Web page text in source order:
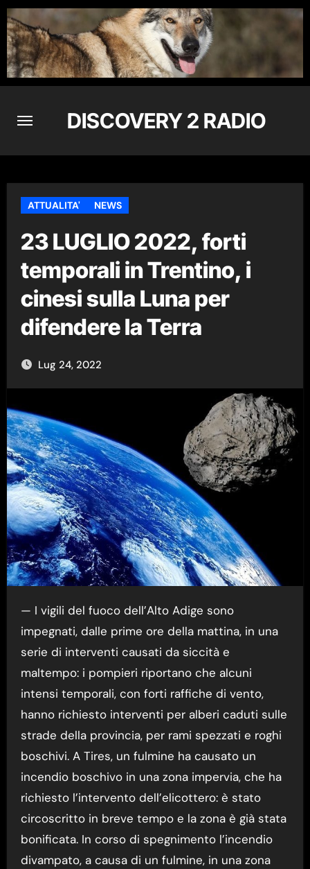
Skip
to
content
DISCOVERY 2 RADIO
ATTUALITA' NEWS
23 LUGLIO 2022, forti
temporali in Trentino, i
cinesi sulla Luna per
difendere la Terra
Lug 24, 2022
— I vigili del fuoco dell’Alto Adige sono
impegnati, dalle prime ore della mattina, in una
serie di interventi causati da siccità e
maltempo: i pompieri riportano che alcuni
intensi temporali, con forti raffiche di vento,
hanno richiesto interventi per alberi caduti sulle
strade della provincia, per rami spezzati e roghi
boschivi. A Tires, un fulmine ha causato un
incendio boschivo in una zona impervia, che ha
richiesto l’intervento dell’elicottero: è stato
circoscritto in breve tempo e la zona è già stata
bonificata. In corso di spegnimento l’incendio
divampato, a causa di un fulmine, in una zona